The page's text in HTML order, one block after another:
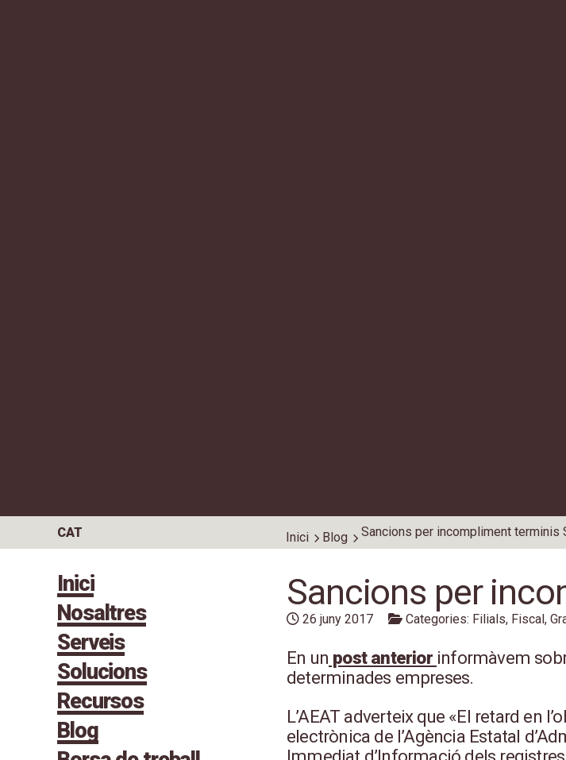
CAT Inici Blog Sancions per incompliment terminis
Inici
Nosaltres
Serveis
Solucions
Recursos
Blog
Sancions per
26 juny 2017 Categories: Filials, Fiscal,
En un post anterior informàvem
determinades empreses.
L’AEAT adverteix que «El retard en
electrònica de l’Agència Estatal
Immediat d’Informació dels